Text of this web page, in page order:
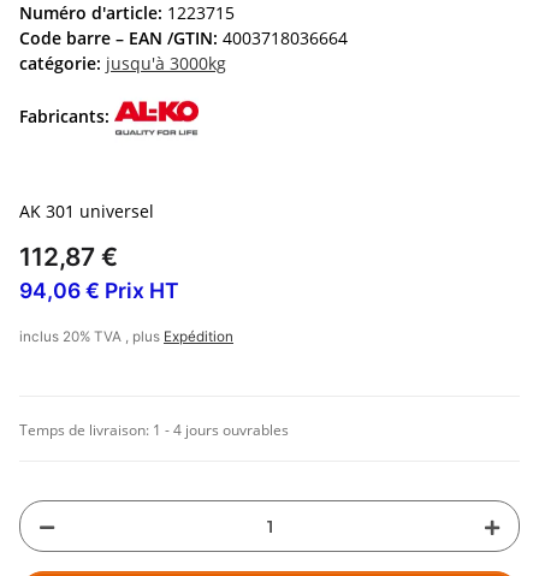
Numéro d'article: 1223715
Code barre – EAN /GTIN: 4003718036664
catégorie: jusqu'à 3000kg
Fabricants:
AK 301 universel
112,87 €
94,06 € Prix HT
inclus 20% TVA , plus Expédition
Temps de livraison: 1 - 4 jours ouvrables